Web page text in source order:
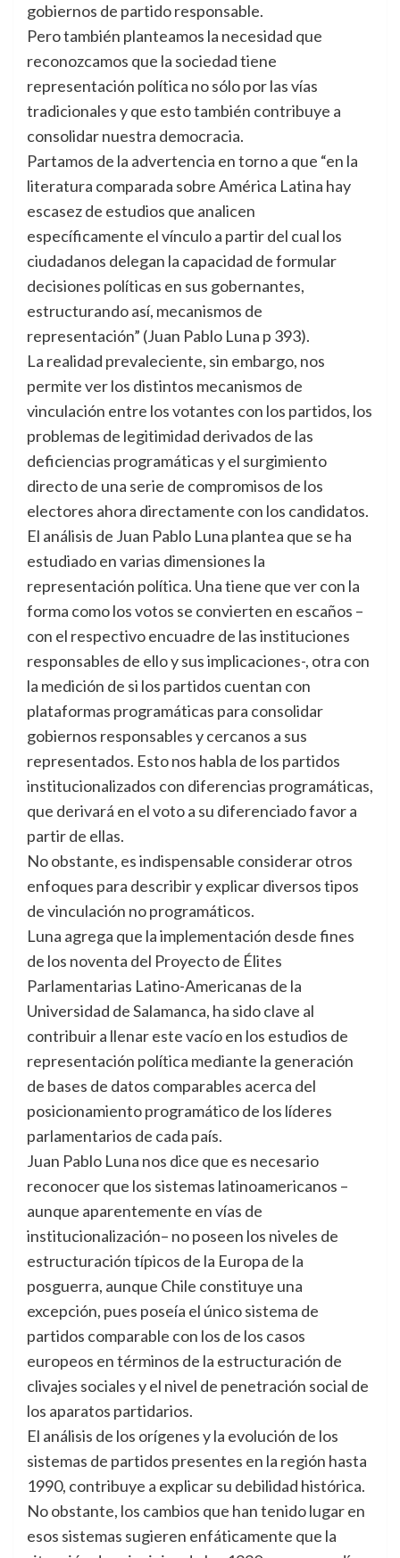
gobiernos de partido responsable.
Pero también planteamos la necesidad que
reconozcamos que la sociedad tiene
representación política no sólo por las vías
tradicionales y que esto también contribuye a
consolidar nuestra democracia.
Partamos de la advertencia en torno a que “en la
literatura comparada sobre América Latina hay
escasez de estudios que analicen
específicamente el vínculo a partir del cual los
ciudadanos delegan la capacidad de formular
decisiones políticas en sus gobernantes,
estructurando así, mecanismos de
representación” (Juan Pablo Luna p 393).
La realidad prevaleciente, sin embargo, nos
permite ver los distintos mecanismos de
vinculación entre los votantes con los partidos, los
problemas de legitimidad derivados de las
deficiencias programáticas y el surgimiento
directo de una serie de compromisos de los
electores ahora directamente con los candidatos.
El análisis de Juan Pablo Luna plantea que se ha
estudiado en varias dimensiones la
representación política. Una tiene que ver con la
forma como los votos se convierten en escaños –
con el respectivo encuadre de las instituciones
responsables de ello y sus implicaciones-, otra con
la medición de si los partidos cuentan con
plataformas programáticas para consolidar
gobiernos responsables y cercanos a sus
representados. Esto nos habla de los partidos
institucionalizados con diferencias programáticas,
que derivará en el voto a su diferenciado favor a
partir de ellas.
No obstante, es indispensable considerar otros
enfoques para describir y explicar diversos tipos
de vinculación no programáticos.
Luna agrega que la implementación desde fines
de los noventa del Proyecto de Élites
Parlamentarias Latino-Americanas de la
Universidad de Salamanca, ha sido clave al
contribuir a llenar este vacío en los estudios de
representación política mediante la generación
de bases de datos comparables acerca del
posicionamiento programático de los líderes
parlamentarios de cada país.
Juan Pablo Luna nos dice que es necesario
reconocer que los sistemas latinoamericanos –
aunque aparentemente en vías de
institucionalización– no poseen los niveles de
estructuración típicos de la Europa de la
posguerra, aunque Chile constituye una
excepción, pues poseía el único sistema de
partidos comparable con los de los casos
europeos en términos de la estructuración de
clivajes sociales y el nivel de penetración social de
los aparatos partidarios.
El análisis de los orígenes y la evolución de los
sistemas de partidos presentes en la región hasta
1990, contribuye a explicar su debilidad histórica.
No obstante, los cambios que han tenido lugar en
esos sistemas sugieren enfáticamente que la